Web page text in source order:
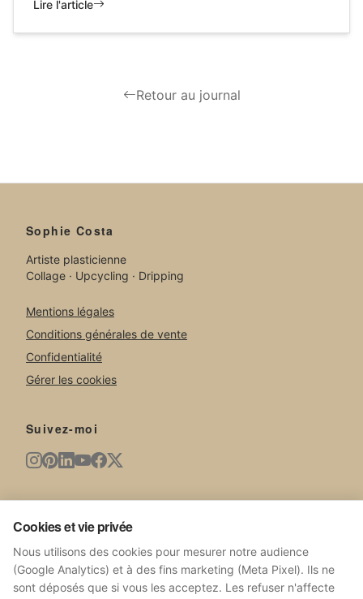
Lire l'article
Retour au journal
Sophie Costa
Artiste plasticienne
Collage · Upcycling · Dripping
Mentions légales
Conditions générales de vente
Confidentialité
Gérer les cookies
Suivez-moi
Cookies et vie privée
Nous utilisons des cookies pour mesurer notre audience
(Google Analytics) et à des fins marketing (Meta Pixel). Ils ne
sont déposés que si vous les acceptez. Les refuser n'affecte